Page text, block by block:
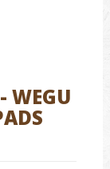
WEGU